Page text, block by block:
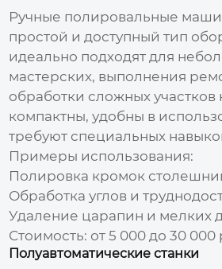
Ручные полировальные
простой и доступный тип
идеально подходят для
мастерских, выполнения
обработки сложных участков
компактны, удобны в
требуют специальных
Примеры использования:
Полировка кромок
Обработка углов и
Удаление царапин и мелких
Стоимость: от 5 000 до 30 000
Полуавтоматические станки